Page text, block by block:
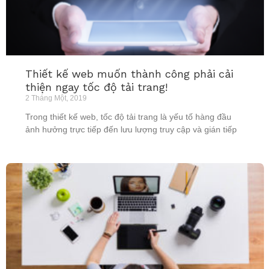
Thiết kế web muốn thành công phải cải
thiện ngay tốc độ tải trang!
2 Tháng Một, 2019
Trong thiết kế web, tốc độ tải trang là yếu tố hàng đầu
ảnh hưởng trực tiếp đến lưu lượng truy cập và gián tiếp